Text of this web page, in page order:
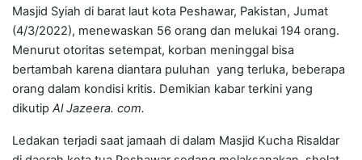
Masjid Syiah di barat laut kota Peshawar, Pakistan, Jumat
(4/3/2022), menewaskan 56 orang dan melukai 194 orang.
Menurut otoritas setempat, korban meninggal bisa
bertambah karena diantara puluhan yang terluka, beberapa
orang dalam kondisi kritis. Demikian kabar terkini yang
dikutip Al Jazeera. com.
Ledakan terjadi saat jamaah di dalam Masjid Kucha Risaldar